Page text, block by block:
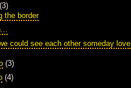
(3)
the border
could see each other someday love
(3)
(4)